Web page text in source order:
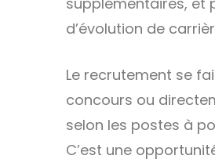
d’évolution de
Le recrutement se
concours ou
selon les postes à
C’est une